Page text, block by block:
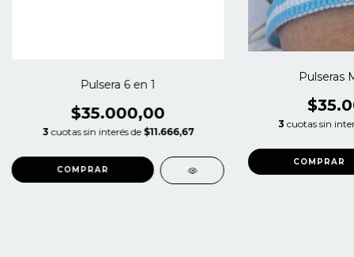
Pulsera 6 en 1
$35.000,00
3 cuotas sin interés de $11.666,67
Pulseras
3 cuotas sin